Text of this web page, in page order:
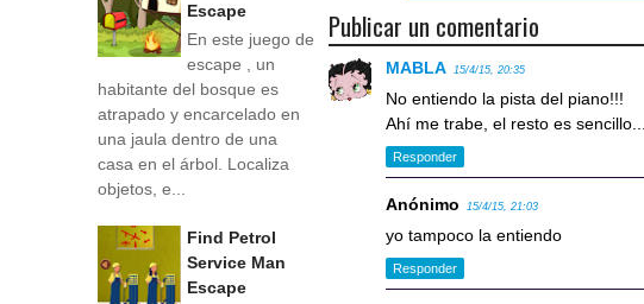
Publicar un comentario
MABLA 15/4/15, 20:35
No entiendo la pista del piano!!!
Ahí me trabe, el resto es sencillo....
Responder
Anónimo 15/4/15, 21:03
yo tampoco la entiendo
Responder
Escape
En este juego de
escape , un
habitante del bosque es
atrapado y encarcelado en
una jaula dentro de una
casa en el árbol. Localiza
objetos, e...
Find Petrol
Service Man
Escape